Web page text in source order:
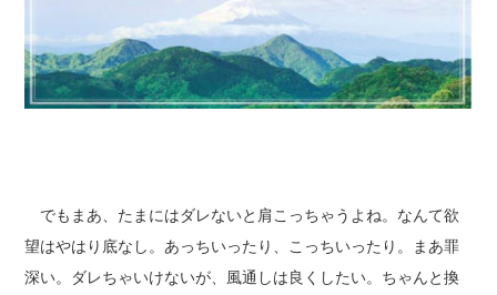
でもまあ、たまにはダレないと肩こっちゃうよね。なんて欲
望はやはり底なし。あっちいったり、こっちいったり。まあ罪
深い。ダレちゃいけないが、風通しは良くしたい。ちゃんと換